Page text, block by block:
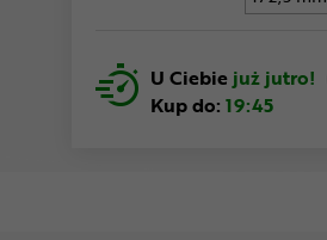
U Ciebie już jutro!
Kup do: 19:45